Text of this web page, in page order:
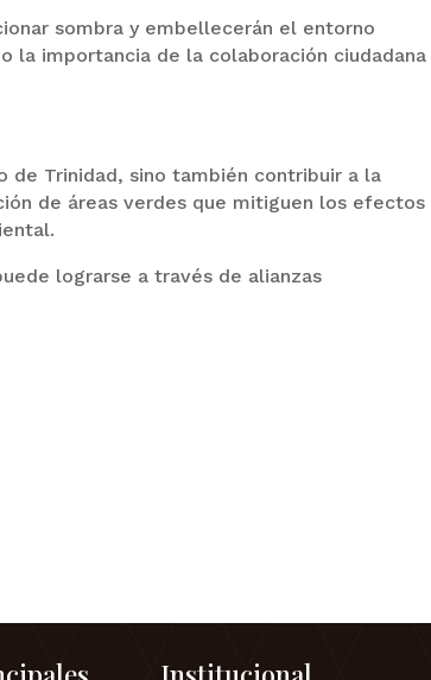
sombra y embellecerán el entorno
la importancia de la colaboración ciudadana
de Trinidad, sino también contribuir a la
de áreas verdes que mitiguen los efectos
lograrse a través de alianzas